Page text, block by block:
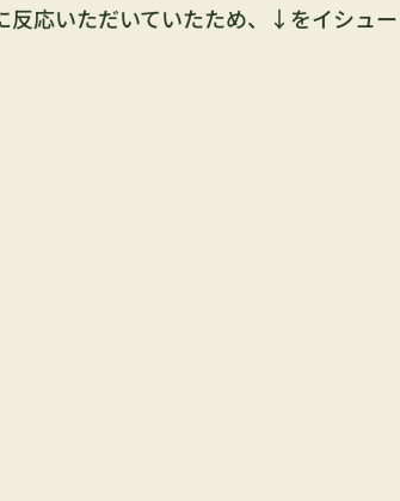
反応いただいていたため、↓をイシュ